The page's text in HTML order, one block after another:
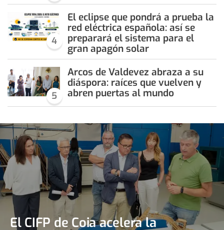
4
El eclipse que pondrá a prueba la
red eléctrica española: así se
preparará el sistema para el
gran apagón solar
5
Arcos de Valdevez abraza a su
diáspora: raíces que vuelven y
abren puertas al mundo
El CIFP de Coia acelera la